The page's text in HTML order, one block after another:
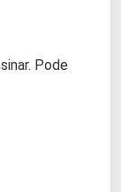
Pode